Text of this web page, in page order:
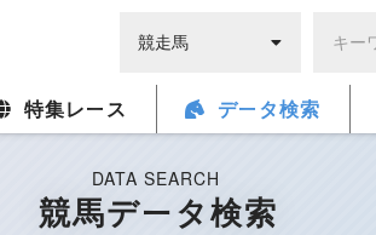
特集レース データ検索
DATA SEARCH
競馬データ検索